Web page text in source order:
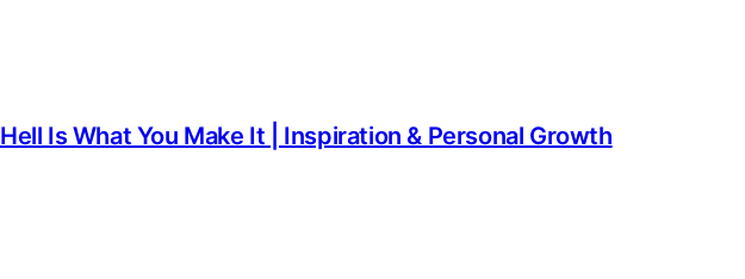
Hell Is What You Make It | Inspiration & Personal Growth